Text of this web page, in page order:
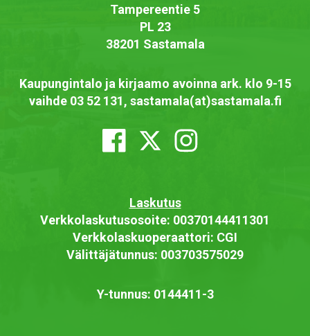
Tampereentie 5
PL 23
38201 Sastamala
Kaupungintalo ja kirjaamo avoinna ark. klo 9-15
vaihde 03 52 131, sastamala(at)sastamala.fi
Laskutus
Verkkolaskutusosoite: 00370144411301
Verkkolaskuoperaattori: CGI
Välittäjätunnus: 003703575029
Y-tunnus: 0144411-3